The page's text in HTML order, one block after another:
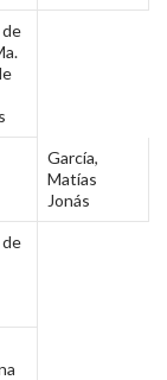
de
García,
Matías
Jonás
de